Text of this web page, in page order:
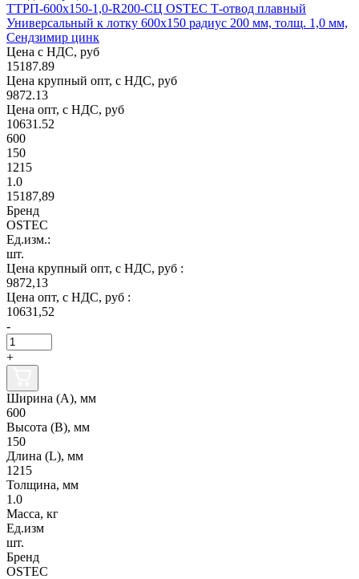
ТТРП-600х150-1,0-R200-СЦ OSTEC Т-отвод плавный
Универсальный к лотку 600х150 радиус 200 мм, толщ. 1,0 мм,
Сендзимир цинк
Цена с НДС, руб
15187.89
Цена крупный опт, с НДС, руб
9872.13
Цена опт, с НДС, руб
10631.52
600
150
1215
1.0
15187,89
Бренд
OSTEC
Ед.изм.:
шт.
Цена крупный опт, с НДС, руб :
9872,13
Цена опт, с НДС, руб :
10631,52
-
+
Ширина (А), мм
600
Высота (В), мм
150
Длина (L), мм
1215
Толщина, мм
1.0
Масса, кг
Ед.изм
шт.
Бренд
OSTEC